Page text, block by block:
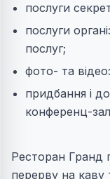
послуги
послуги
послуг;
фото- та
придбання і
конференц-
Ресторан Гранд
перерву на каву